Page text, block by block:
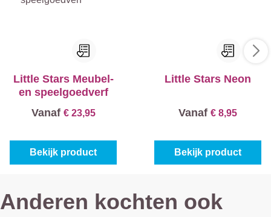
Little Stars Meubel-
en speelgoedverf
Vanaf € 23,95
Bekijk product
Little Stars Neon
Vanaf € 8,95
Bekijk product
Anderen kochten ook